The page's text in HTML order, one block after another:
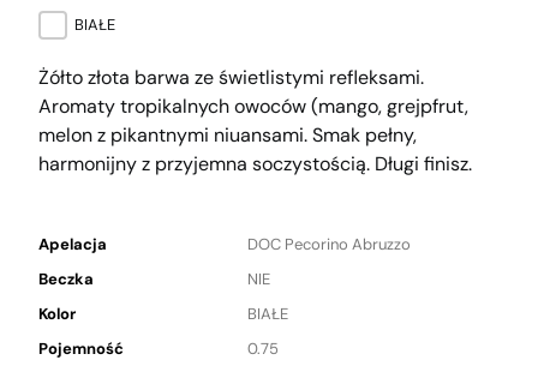
BIAŁE
Żółto złota barwa ze świetlistymi refleksami.
Aromaty tropikalnych owoców (mango, grejpfrut,
melon z pikantnymi niuansami. Smak pełny,
harmonijny z przyjemna soczystością. Długi finisz.
Apelacja
DOC Pecorino Abruzzo
Beczka
NIE
Kolor
BIAŁE
Pojemność
0.75